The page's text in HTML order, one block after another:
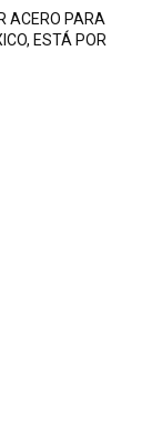
ACERO PARA
ESTÁ POR